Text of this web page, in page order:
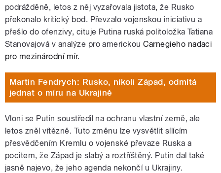
podrážděně, letos z něj vyzařovala jistota, že Rusko
překonalo kritický bod. Převzalo vojenskou iniciativu a
přešlo do ofenzivy, cituje Putina ruská politoložka Tatiana
Stanovajová v analýze pro americkouCarnegieho nadaci
pro mezinárodní mír.
Martin Fendrych: Rusko, nikoli Západ, odmítá
jednat o míru na Ukrajině
Vloni se Putin soustředil na ochranu vlastní země, ale
letos zněl vítězně. Tuto změnu lze vysvětlit sílícím
přesvědčením Kremlu o vojenské převaze Ruska a
pocitem, že Západ je slabý a roztříštěný. Putin dal také
jasně najevo, že jeho agenda nekončí u Ukrajiny.